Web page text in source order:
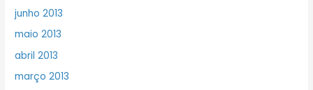
junho 2013
maio 2013
abril 2013
março 2013